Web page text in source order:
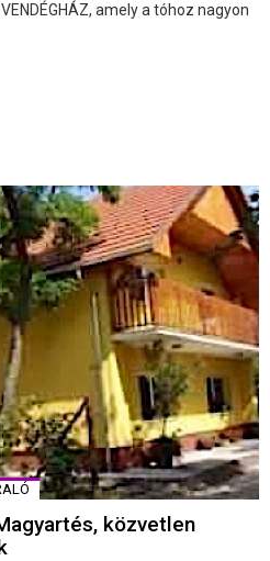
amely a tóhoz nagyon
közvetlen